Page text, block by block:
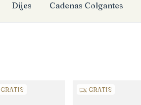
Dijes Cadenas Colgantes
GRATIS GRATIS